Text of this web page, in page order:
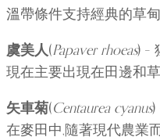
溫帶條件支持經典的草
虞美人(Papaver rhoeas) –
現在主要出現在田邊和草
矢車菊(Centaurea cyanus)
在麥田中,隨著現代農業